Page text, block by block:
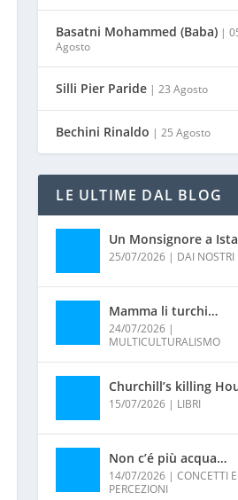
Basatni Mohammed (Baba) |
Agosto
Silli Pier Paride | 23 Agosto
Bechini Rinaldo | 25 Agosto
LE ULTIME DAL BLOG
Un Monsignore a
25/07/2026 | DAI NOSTRI
Mamma li turchi…
24/07/2026 |
MULTICULTURALISMO
Churchill’s killing
15/07/2026 | LIBRI
Non c’é più acqua…
14/07/2026 |CONCETTI E
PERCEZIONI